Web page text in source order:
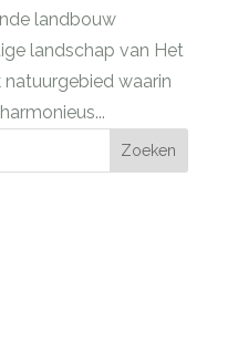
landbouw
landschap van Het
natuurgebied waarin